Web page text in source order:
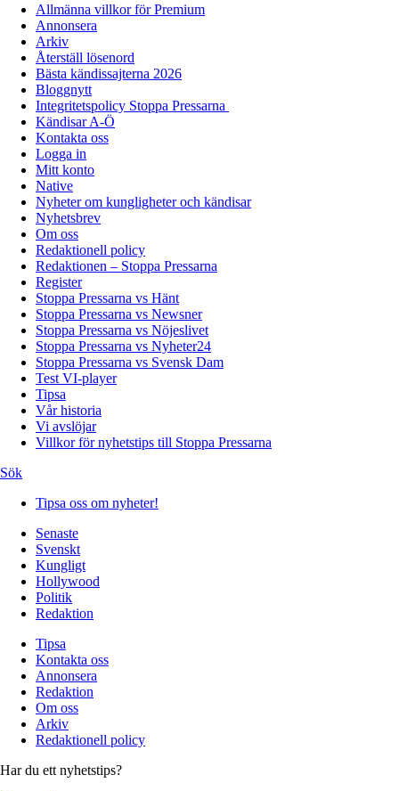
Allmänna villkor för Premium
Annonsera
Arkiv
Återställ lösenord
Bästa kändissajterna 2026
Bloggnytt
Integritetspolicy Stoppa Pressarna
Kändisar A-Ö
Kontakta oss
Logga in
Mitt konto
Native
Nyheter om kungligheter och kändisar
Nyhetsbrev
Om oss
Redaktionell policy
Redaktionen – Stoppa Pressarna
Register
Stoppa Pressarna vs Hänt
Stoppa Pressarna vs Newsner
Stoppa Pressarna vs Nöjeslivet
Stoppa Pressarna vs Nyheter24
Stoppa Pressarna vs Svensk Dam
Test VI-player
Tipsa
Vår historia
Vi avslöjar
Villkor för nyhetstips till Stoppa Pressarna
Sök
Tipsa oss om nyheter!
Senaste
Svenskt
Kungligt
Hollywood
Politik
Redaktion
Tipsa
Kontakta oss
Annonsera
Redaktion
Om oss
Arkiv
Redaktionell policy
Har du ett nyhetstips?